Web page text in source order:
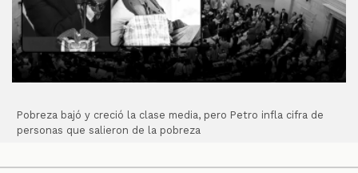
Pobreza bajó y creció la clase media, pero Petro infla cifra de
personas que salieron de la pobreza